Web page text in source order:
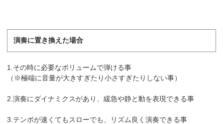
演奏に置き換えた場合
1.その時に必要なボリュームで弾ける事
（※極端に音量が大きすぎたり小さすぎたりしない事）
2.演奏にダイナミクスがあり、緩急や静と動を表現できる事
3.テンポが速くてもスローでも、リズム良く演奏できる事